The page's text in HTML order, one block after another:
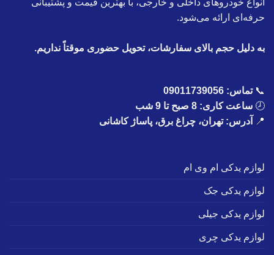
انواع خودروهای داخلی و خارجی، با بهترین قیمت و پشتیبانی
حرفه‌ای ارائه می‌شود.
به دلیل حجم بالای سفارشات، تحویل حضوری موقتاً نداریم.
📞تماس: 09011739056
🕗 ساعت کاری: 8 صبح تا 9 شب
📍
آدرس: تهران، چراغ برق، پاساژ کاشانی
لوازم یدکی ام وی ام
لوازم یدکی جک
لوازم یدکی جیلی
لوازم یدکی چری